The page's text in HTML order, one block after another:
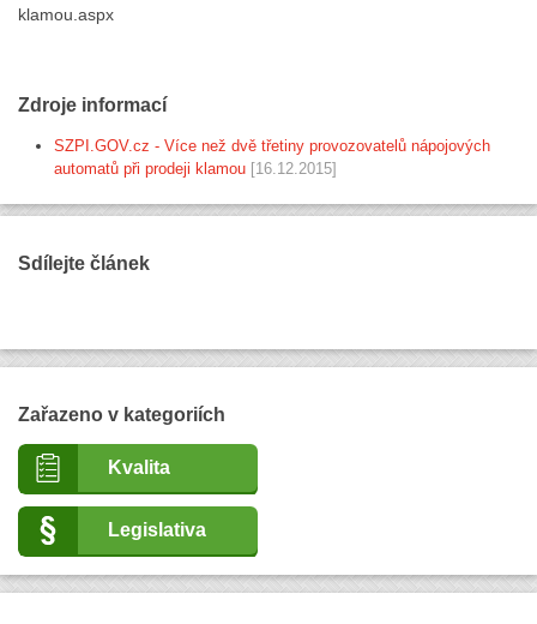
klamou.aspx
Zdroje informací
SZPI.GOV.cz - Více než dvě třetiny provozovatelů nápojových
automatů při prodeji klamou [16.12.2015]
Sdílejte článek
Zařazeno v kategoriích
Kvalita
Legislativa